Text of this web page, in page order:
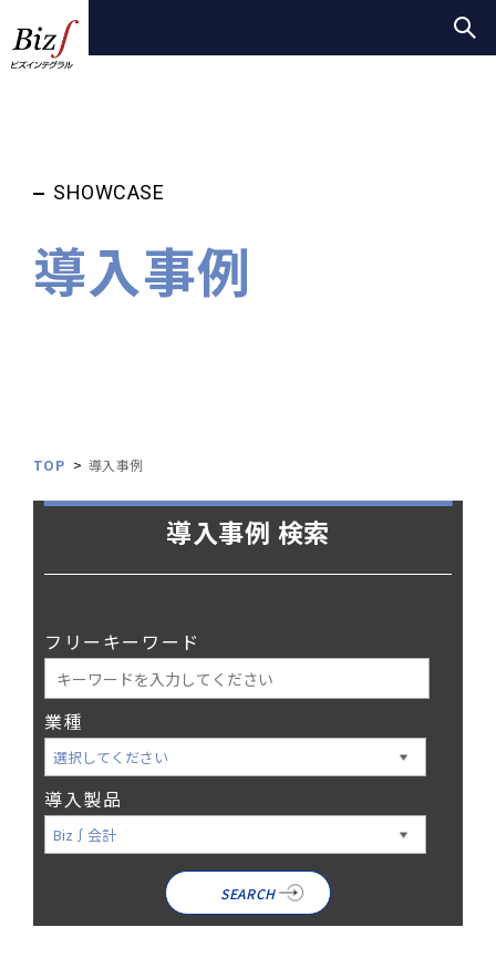
SHOWCASE
導入事例
TOP 導入事例
導入事例 検索
フリーキーワード
業種
導入製品